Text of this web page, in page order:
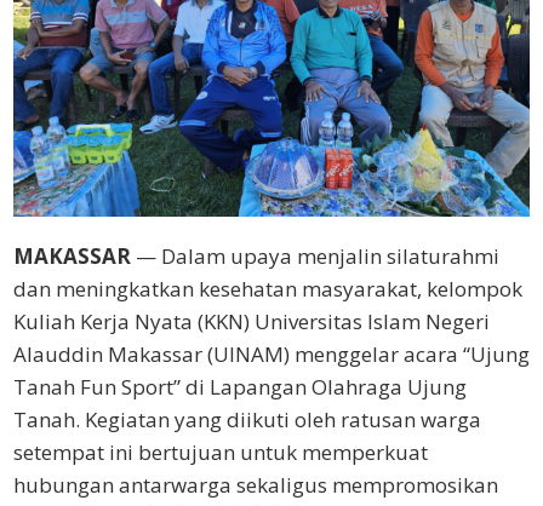
MAKASSAR — Dalam upaya menjalin silaturahmi
dan meningkatkan kesehatan masyarakat, kelompok
Kuliah Kerja Nyata (KKN) Universitas Islam Negeri
Alauddin Makassar (UINAM) menggelar acara “Ujung
Tanah Fun Sport” di Lapangan Olahraga Ujung
Tanah. Kegiatan yang diikuti oleh ratusan warga
setempat ini bertujuan untuk memperkuat
hubungan antarwarga sekaligus mempromosikan